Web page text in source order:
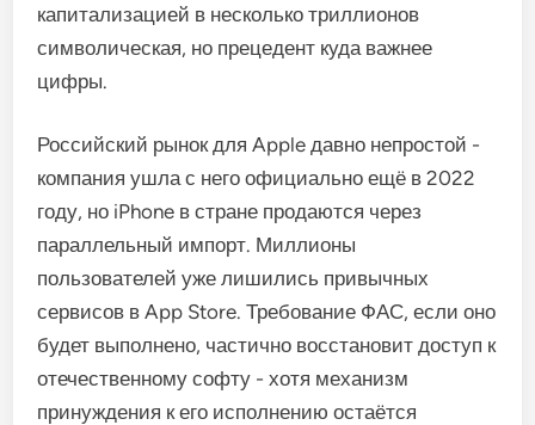
капитализацией в несколько триллионов
символическая, но прецедент куда важнее
цифры.
Российский рынок для Apple давно непростой -
компания ушла с него официально ещё в 2022
году, но iPhone в стране продаются через
параллельный импорт. Миллионы
пользователей уже лишились привычных
сервисов в App Store. Требование ФАС, если оно
будет выполнено, частично восстановит доступ к
отечественному софту - хотя механизм
принуждения к его исполнению остаётся